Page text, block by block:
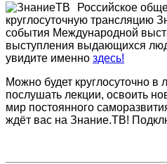
Российское
круглосуточную трансляцию
события Международной
выступления выдающихся
увидите именно здесь!
Можно будет круглосуточно
послушать лекции, освоить
мир постоянного
ждёт вас на Знание.ТВ!